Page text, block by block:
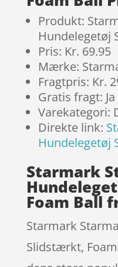
Produkt:
Hundelegetøj
Pris: Kr. 69.95
Mærke:
Fragtpris: Kr.
Gratis fragt:
Varekategori:
Direkte link:
Hundelegetøj
Starmark
Foam Ball
Starmark
Slidstærkt,